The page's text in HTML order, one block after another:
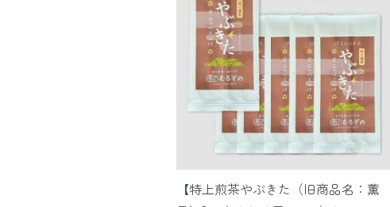
【特上煎茶やぶきた（旧商品名：薫